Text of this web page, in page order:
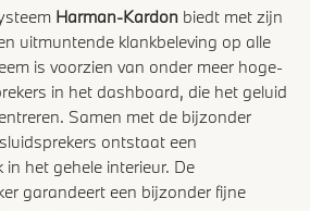
Harman-Kardon biedt met zijn
uitmuntende klankbeleving op alle
is voorzien van onder meer hoge-
in het dashboard, die het geluid
Samen met de bijzonder
ontstaat een
het gehele interieur. De
garandeert een bijzonder fijne